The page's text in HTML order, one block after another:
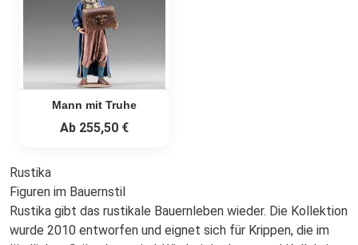
Mann mit Truhe
Ab 255,50 €
Rustika
Figuren im Bauernstil
Rustika gibt das rustikale Bauernleben wieder. Die Kollektion
wurde 2010 entworfen und eignet sich für Krippen, die im